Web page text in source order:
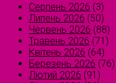
Серпень 2026 (3)
Липень 2026 (50)
Червень 2026 (88)
Травень 2026 (71)
Квітень 2026 (64)
Березень 2026 (76)
Лютий 2026 (91)